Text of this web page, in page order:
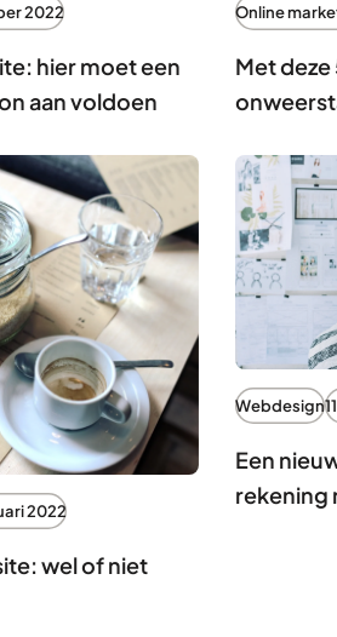
2022
hier moet een
aan voldoen
Online
Met
2022
wel of niet
Webdesign
Een
rekening